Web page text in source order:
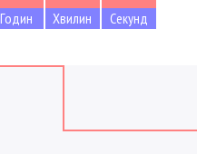
Годин Хвилин Секунд